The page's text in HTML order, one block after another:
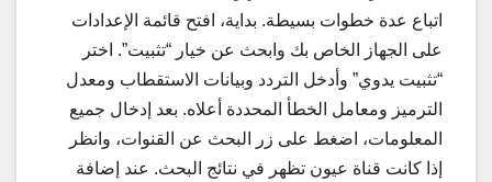
اتباع عدة خطوات بسيطة. بداية، افتح قائمة الإعدادات
على الجهاز الخاص بك وابحث عن خيار “تثبيت”. اختر
“تثبيت يدوي” وأدخل التردد وبيانات الاستقطاب ومعدل
الترميز ومعامل الخطأ المحددة أعلاه. بعد إدخال جميع
المعلومات، اضغط على زر البحث عن القنوات، وانظر
إذا كانت قناة عيون تظهر في نتائج البحث. عند إضافة